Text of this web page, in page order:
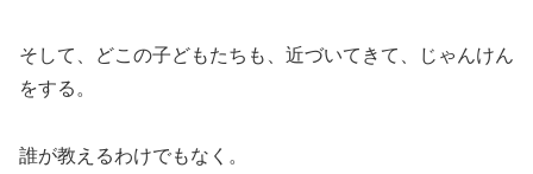
そして、どこの子どもたちも、近づいてきて、じゃんけん
をする。
誰が教えるわけでもなく。